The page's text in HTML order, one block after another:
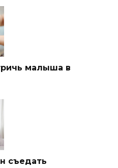
малыша в
съедать